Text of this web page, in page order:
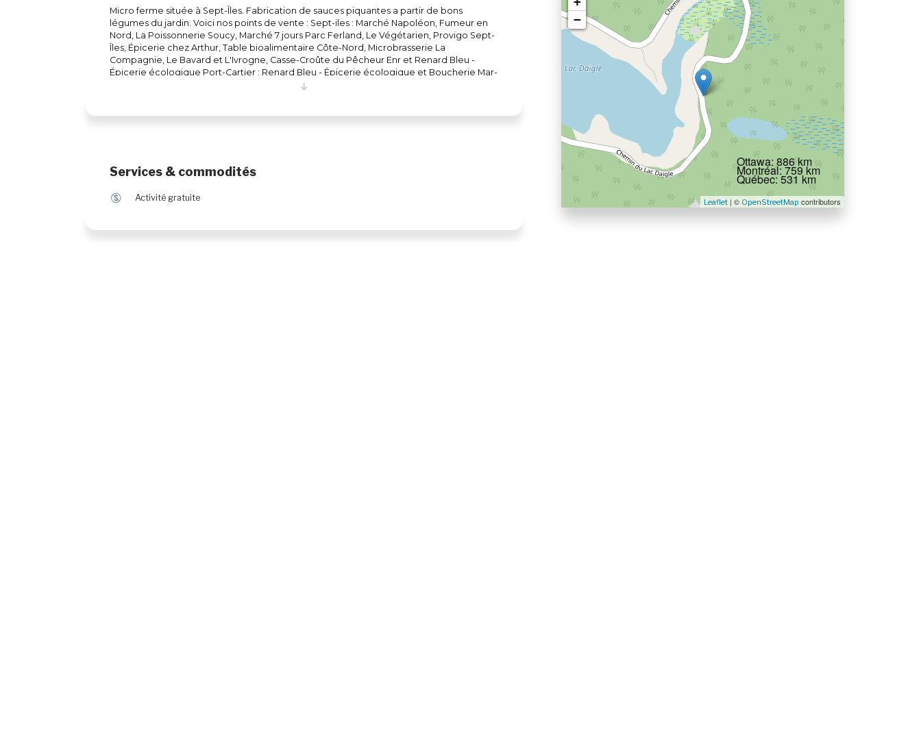
−
Leaflet | © OpenStreetMap contributors
Ottawa: 886 km
Montréal: 759 km
Québec: 531 km
Micro ferme située à Sept-Îles. Fabrication de sauces piquantes a partir de bons
légumes du jardin. Voici nos points de vente : Sept-iles : Marché Napoléon, Fumeur en
Nord, La Poissonnerie Soucy, Marché 7 jours Parc Ferland, Le Végétarien, Provigo Sept-
Îles, Épicerie chez Arthur, Table bioalimentaire Côte-Nord, Microbrasserie La
Compagnie, Le Bavard et L'Ivrogne, Casse-Croûte du Pêcheur Enr et Renard Bleu -
Épicerie écologique Port-Cartier : Renard Bleu - Épicerie écologique et Boucherie Mar-
Gil Ltée Baie-Comeau : Renard Bleu - Épicerie écologique Les Escoumins : Dépanneur
Services & commodités
$ Activité gratuite